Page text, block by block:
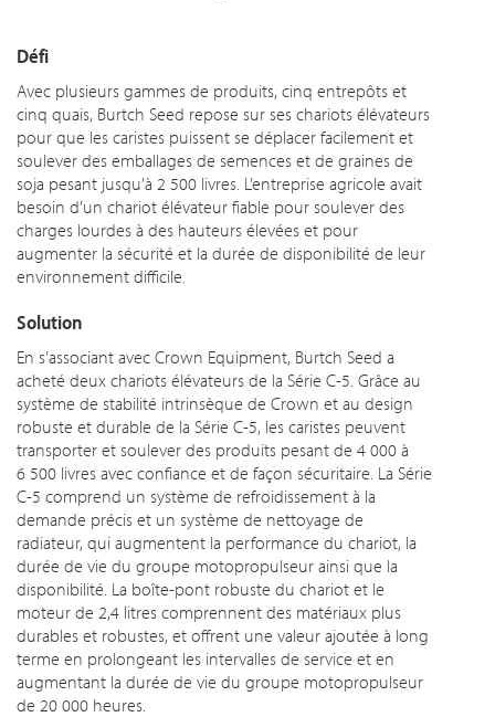
Défi
Avec plusieurs gammes de produits, cinq entrepôts et
cinq quais, Burtch Seed repose sur ses chariots élévateurs
pour que les caristes puissent se déplacer facilement et
soulever des emballages de semences et de graines de
soja pesant jusqu’à 2 500 livres. L’entreprise agricole avait
besoin d’un chariot élévateur fiable pour soulever des
charges lourdes à des hauteurs élevées et pour
augmenter la sécurité et la durée de disponibilité de leur
environnement difficile.
Solution
En s’associant avec Crown Equipment, Burtch Seed a
acheté deux chariots élévateurs de la Série C-5. Grâce au
système de stabilité intrinsèque de Crown et au design
robuste et durable de la Série C-5, les caristes peuvent
transporter et soulever des produits pesant de 4 000 à
6 500 livres avec confiance et de façon sécuritaire. La Série
C-5 comprend un système de refroidissement à la
demande précis et un système de nettoyage de
radiateur, qui augmentent la performance du chariot, la
durée de vie du groupe motopropulseur ainsi que la
disponibilité. La boîte-pont robuste du chariot et le
moteur de 2,4 litres comprennent des matériaux plus
durables et robustes, et offrent une valeur ajoutée à long
terme en prolongeant les intervalles de service et en
augmentant la durée de vie du groupe motopropulseur
de 20 000 heures.